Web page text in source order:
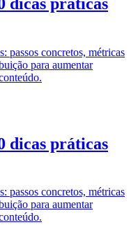
passos concretos, métricas
para aumentar
dicas práticas
passos concretos, métricas
para aumentar